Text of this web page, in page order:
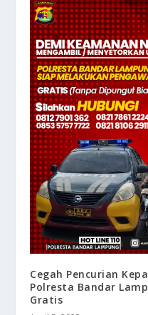
Cegah Pencurian
Polresta Bandar
Gratis